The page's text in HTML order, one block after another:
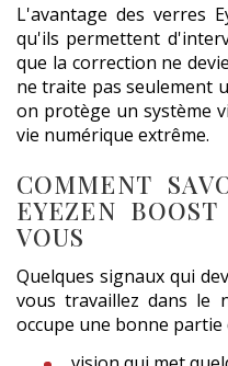
L'avantage des verres
qu'ils permettent
que la correction ne
ne traite pas seulement
on protège un système
vie numérique extrême.
COMMENT
EYEZEN
VOUS
Quelques signaux qui
vous travaillez dans le
occupe une bonne partie